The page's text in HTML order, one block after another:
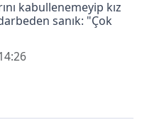
kabullenemeyip kız
sanık: "Çok